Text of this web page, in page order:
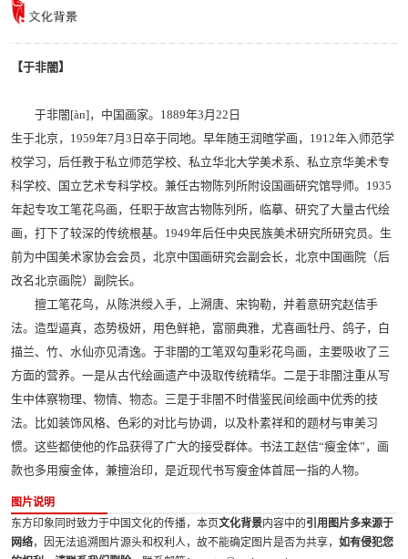
【于非闇】
于非闇[àn]，中国画家。1889年3月22日
生于北京，1959年7月3日卒于同地。早年随王润暄学画，1912年入师范学
校学习，后任教于私立师范学校、私立华北大学美术系、私立京华美术专
科学校、国立艺术专科学校。兼任古物陈列所附设国画研究馆导师。1935
年起专攻工笔花鸟画，任职于故宫古物陈列所，临摹、研究了大量古代绘
画，打下了较深的传统根基。1949年后任中央民族美术研究所研究员。生
前为中国美术家协会会员，北京中国画研究会副会长，北京中国画院（后
改名北京画院）副院长。
擅工笔花鸟，从陈洪绶入手，上溯唐、宋钩勒，并着意研究赵佶手
法。造型逼真，态势极妍，用色鲜艳，富丽典雅，尤喜画牡丹、鸽子，白
描兰、竹、水仙亦见清逸。于非闇的工笔双勾重彩花鸟画，主要吸收了三
方面的营养。一是从古代绘画遗产中汲取传统精华。二是于非闇注重从写
生中体察物理、物情、物态。三是于非闇不时借鉴民间绘画中优秀的技
法。比如装饰风格、色彩的对比与协调，以及朴素祥和的题材与审美习
惯。这些都使他的作品获得了广大的接受群体。书法工赵佶“瘦金体”，画
款也多用瘦金体，兼擅治印，是近现代书写瘦金体首屈一指的人物。
图片说明
东方印象同时致力于中国文化的传播，本页文化背景内容中的引用图片多来源于
网络，因无法追溯图片源头和权利人，故不能确定图片是否为共享， 如有侵犯您